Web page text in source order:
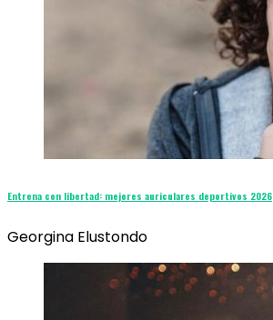
Entrena con libertad: mejores auriculares deportivos 2026
Georgina Elustondo